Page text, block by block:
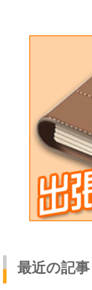
最近の記事